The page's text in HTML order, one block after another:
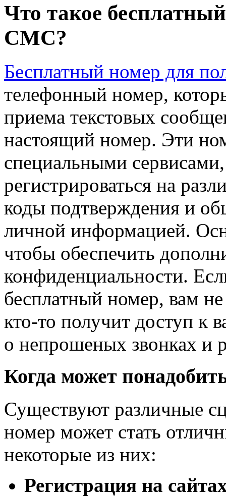
Что такое
СМС?
Бесплатный номер для
телефонный номер,
приема текстовых
настоящий номер. Эти
специальными
регистрироваться на
коды подтверждения и
личной информацией.
чтобы обеспечить
конфиденциальности.
бесплатный номер, вам
кто-то получит доступ к
о непрошеных звонках и
Когда может
Существуют различные
номер может стать
некоторые из них:
Регистрация на